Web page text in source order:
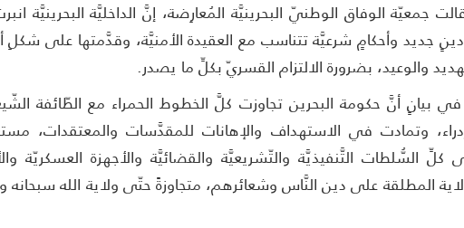
جمعيّة الوفاق الوطنيّ البحرينيَّة المُعارِضة، إنَّ الداخليَّة البحرينيَّة
جديد وأحكامٍ شرعيَّة تتناسب مع العقيدة الأمنيَّة، وقدَّمتها على
والوعيد، بضرورة الالتزام القسريّ بكلِّ ما يصدر.
في بيانٍ أنَّ حكومة البحرين تجاوزت كلَّ الخطوط الحمراء مع الطّائفة
وتمادت في الاستهداف والإهانات للمقدَّسات والمعتقدات،
كلِّ السُّلطات التَّنفيذيَّة والتّشريعيَّة والقضائيَّة والأجهزة العسكريّة
المطلقة على دين النَّاس وشعائرهم، متجاوزةً حتّى ولاية الله سبحانه